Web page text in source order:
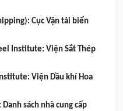
Cục Vận tải biển
Institute: Viện Sắt Thép
Viện Dầu khí Hoa
sách nhà cung cấp